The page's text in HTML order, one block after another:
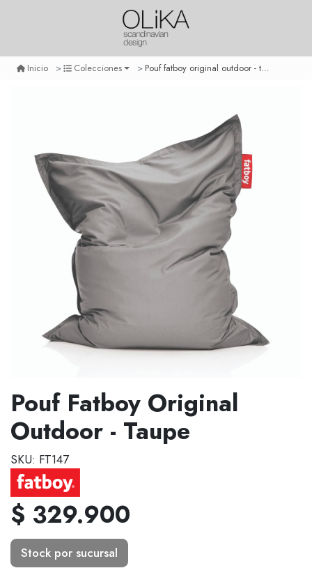
Inicio Colecciones Pouf fatboy original outdoor - taupe
Pouf Fatboy Original
Outdoor - Taupe
SKU: FT147
$ 329.900
Stock por sucursal